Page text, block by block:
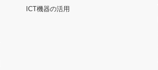
ICT機器の活用